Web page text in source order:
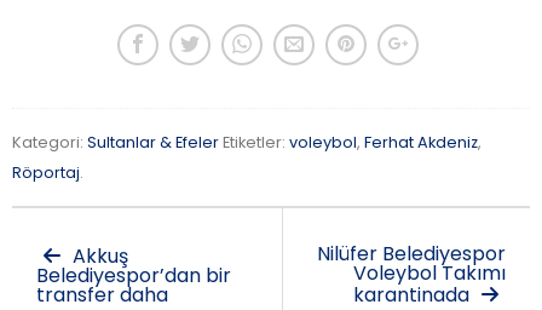
Kategori: Sultanlar & EfelerEtiketler: voleybol, Ferhat Akdeniz,
Röportaj.
Akkuş
Belediyespor’dan bir
transfer daha
Nilüfer Belediyespor
Voleybol Takımı
karantinada